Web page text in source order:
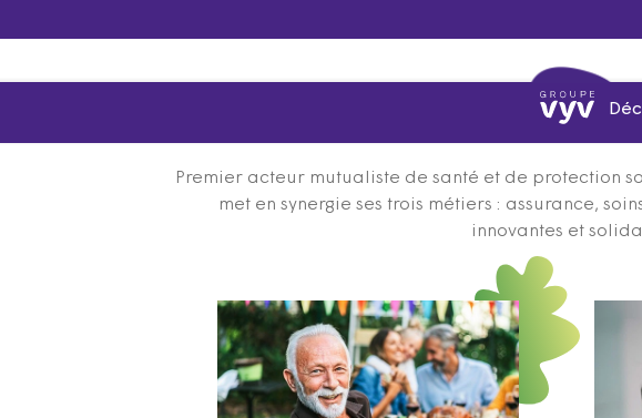
Premier acteur mutualiste de santé et de protection
met en synergie ses trois métiers : assurance,
innovantes et